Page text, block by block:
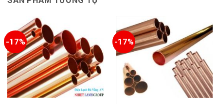
-17% -17%